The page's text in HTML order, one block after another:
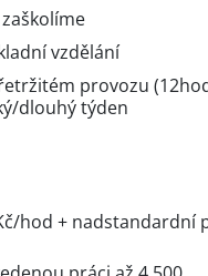
vzdělání
provozu
dlouhý týden
hod + nadstandardní